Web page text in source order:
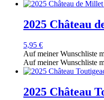
2025 Château
5,95 €
Auf meiner Wunschliste
Auf meiner Wunschliste
2025 Château